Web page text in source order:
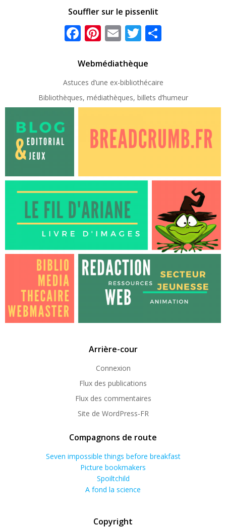
Souffler sur le pissenlit
Facebook
Pinterest
EmailTwitter
Webmédiathèque
Astuces d’une ex-bibliothécaire
Bibliothèques, médiathèques, billets d’humeur
Arrière-cour
Connexion
Flux des publications
Flux des commentaires
Site de WordPress-FR
Compagnons de route
Seven impossible things before breakfast
Picture bookmakers
Spoiltchild
A fond la science
Copyright